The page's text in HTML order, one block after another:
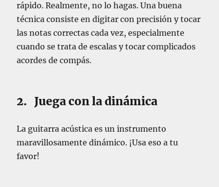
rápido. Realmente, no lo hagas. Una buena
técnica consiste en digitar con precisión y tocar
las notas correctas cada vez, especialmente
cuando se trata de escalas y tocar complicados
acordes de compás.
2. Juega con la dinámica
La guitarra acústica es un instrumento
maravillosamente dinámico. ¡Usa eso a tu
favor!